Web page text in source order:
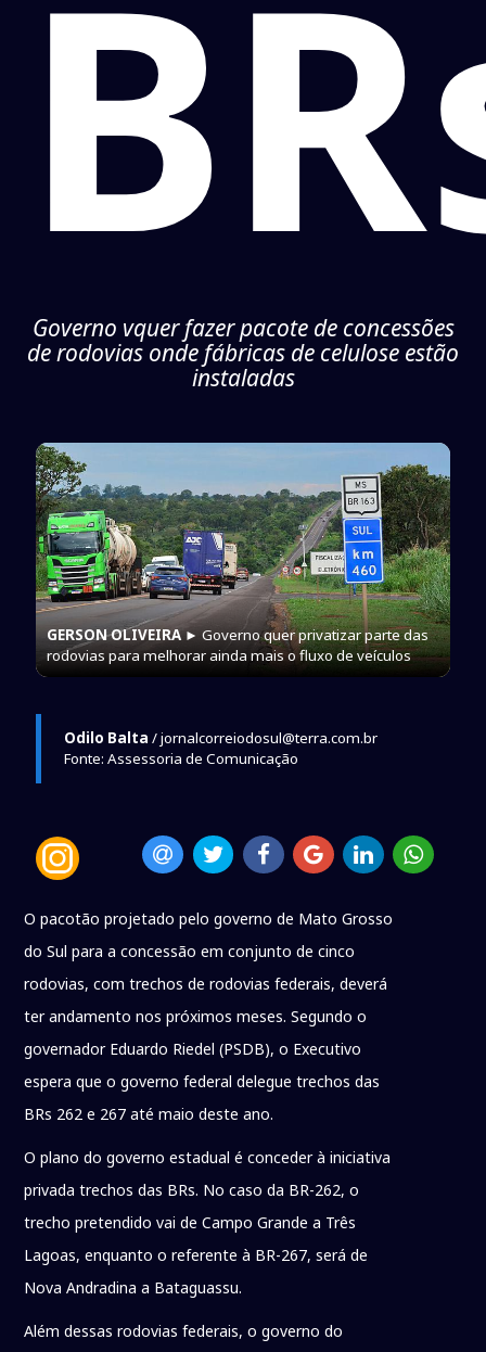
Governo vquer fazer pacote de concessões
de rodovias onde fábricas de celulose estão
instaladas
GERSON OLIVEIRA► Governo quer privatizar parte das
rodovias para melhorar ainda mais o fluxo de veículos
Odilo Balta / jornalcorreiodosul@terra.com.br
Fonte: Assessoria de Comunicação
O pacotão projetado pelo governo de Mato Grosso
do Sul para a concessão em conjunto de cinco
rodovias, com trechos de rodovias federais, deverá
ter andamento nos próximos meses. Segundo o
governador Eduardo Riedel (PSDB), o Executivo
espera que o governo federal delegue trechos das
BRs 262 e 267 até maio deste ano.
O plano do governo estadual é conceder à iniciativa
privada trechos das BRs. No caso da BR-262, o
trecho pretendido vai de Campo Grande a Três
Lagoas, enquanto o referente à BR-267, será de
Nova Andradina a Bataguassu.
Além dessas rodovias federais, o governo do